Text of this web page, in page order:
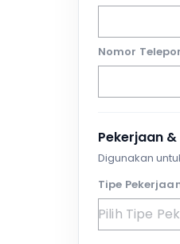
Nomor
Pekerjaan
Digunakan
Tipe